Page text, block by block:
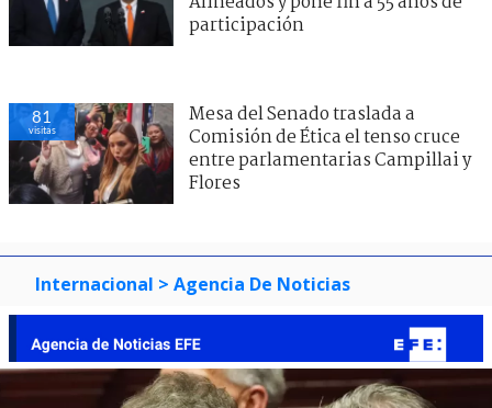
participación
81
visitas
Mesa del Senado traslada a
Comisión de Ética el tenso cruce
entre parlamentarias Campillai y
Flores
Internacional > Agencia De Noticias